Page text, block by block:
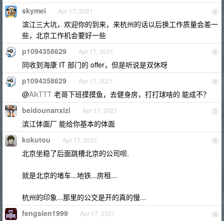
4
skymei Apr 17, 2021
滨江三大坑，欢迎你的到来，来杭州的话以后换工作质量会差一
些，北京工作机会要好一些
5
p1094358629 Apr 17, 2021
同收到海康 IT 部门的 offer，但是听说是双休呀
6
p1094358629 Apr 17, 2021
@AlkTTT 老哥下班摸摸鱼，去健身房，打打球啥的 能成不？
7
beidounanxizi Apr 17, 2021
滨江体面厂 能给你基本的体面
8
kokutou Apr 17, 2021
北京坐稳了后面跳槽北京的公司呗.
就是北京的堵车...地铁...房租...
杭州的印象...那里的公交是开的真的慢...
9
fengsien1999 Apr 17, 2021